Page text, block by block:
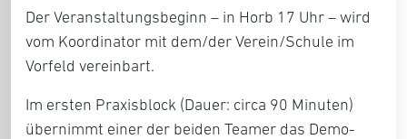
Der Veranstaltungsbeginn – in Horb 17 Uhr – wird
vom Koordinator mit dem/der Verein/Schule im
Vorfeld vereinbart.
Im ersten Praxisblock (Dauer: circa 90 Minuten)
übernimmt einer der beiden Teamer das Demo-